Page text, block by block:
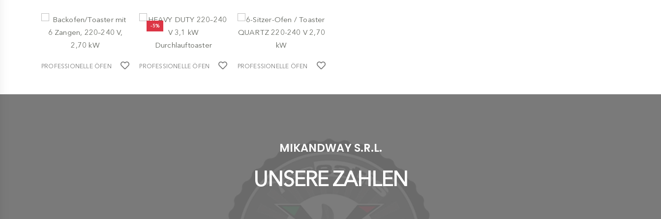
PROFESSIONELLE ÖFEN
-5%
PROFESSIONELLE ÖFEN
PROFESSIONELLE ÖFEN
MIKANDWAY S.R.L.
UNSERE ZAHLEN